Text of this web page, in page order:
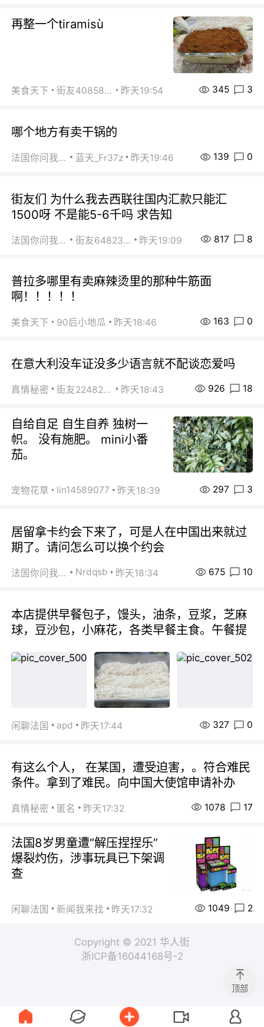
再整一个tiramisù
美食天下 街友40858442 昨天19:54 345 3
哪个地方有卖干锅的
法国你问我答 蓝天_Fr37z 昨天19:46 139 0
街友们 为什么我去西联往国内汇款只能汇
1500呀 不是能5-6千吗 求告知
法国你问我答 街友64823891 昨天19:09 817 8
普拉多哪里有卖麻辣烫里的那种牛筋面
啊！！！！！
美食天下 90后小地瓜 昨天18:46 163 0
在意大利没车证没多少语言就不配谈恋爱吗
真情秘密 街友22482465 昨天18:43 926 18
自给自足 自生自养 独树一
帜。 没有施肥。 mini小番
茄。
宠物花草 lin14589077 昨天18:39 297 3
居留拿卡约会下来了，可是人在中国出来就过
期了。请问怎么可以换个约会
法国你问我答 Nrdqsb 昨天18:34 675 10
本店提供早餐包子，馒头，油条，豆浆，芝麻
球，豆沙包，小麻花，各类早餐主食。午餐提
闲聊法国 apd 昨天17:44 327 0
有这么个人， 在某国，遭受迫害，。符合难民
条件。拿到了难民。向中国大使馆申请补办
真情秘密 匿名 昨天17:32 1078 17
法国8岁男童遭“解压捏捏乐”
爆裂灼伤，涉事玩具已下架调
查
闲聊法国 新闻我来找 昨天17:32 1049 2
Copyright © 2021 华人街
浙ICP备16044168号-2
顶部